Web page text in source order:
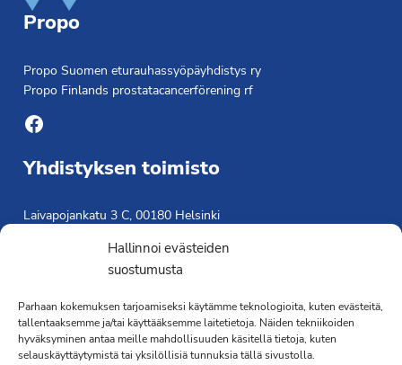
Hallinnoi evästeiden
suostumusta
Parhaan kokemuksen tarjoamiseksi käytämme teknologioita, kuten evästeitä,
tallentaaksemme ja/tai käyttääksemme laitetietoja. Näiden tekniikoiden
hyväksyminen antaa meille mahdollisuuden käsitellä tietoja, kuten
selauskäyttäytymistä tai yksilöllisiä tunnuksia tällä sivustolla.
Propo
Propo Suomen eturauhassyöpäyhdistys ry
Propo Finlands prostatacancerförening rf
Facebook
Yhdistyksen toimisto
Laivapojankatu 3 C, 00180 Helsinki
Saavutettavuusseloste »
Toiminnanjohtaja
Kimmo Järvinen
Terveydenhoitaja